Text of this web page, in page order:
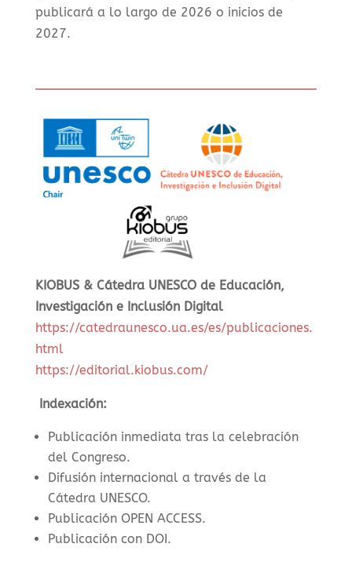
publicará a lo largo de 2026 o inicios de
2027.
KIOBUS & Cátedra UNESCO de Educación,
Investigación e Inclusión Digital
https://catedraunesco.ua.es/es/publicaciones.
html
https://editorial.kiobus.com/
Indexación:
Publicación inmediata tras la celebración
del Congreso.
Difusión internacional a través de la
Cátedra UNESCO.
Publicación OPEN ACCESS.
Publicación con DOI.